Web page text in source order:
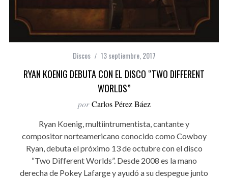
Discos 13 septiembre, 2017
RYAN KOENIG DEBUTA CON EL DISCO “TWO DIFFERENT
WORLDS”
por Carlos Pérez Báez
Ryan Koenig, multiintrumentista, cantante y
compositor norteamericano conocido como Cowboy
Ryan, debuta el próximo 13 de octubre con el disco
“Two Different Worlds”. Desde 2008 es la mano
derecha de Pokey Lafarge y ayudó a su despegue junto